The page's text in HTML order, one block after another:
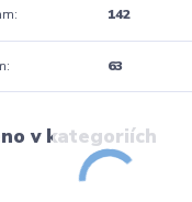
142
63
v kategoriích